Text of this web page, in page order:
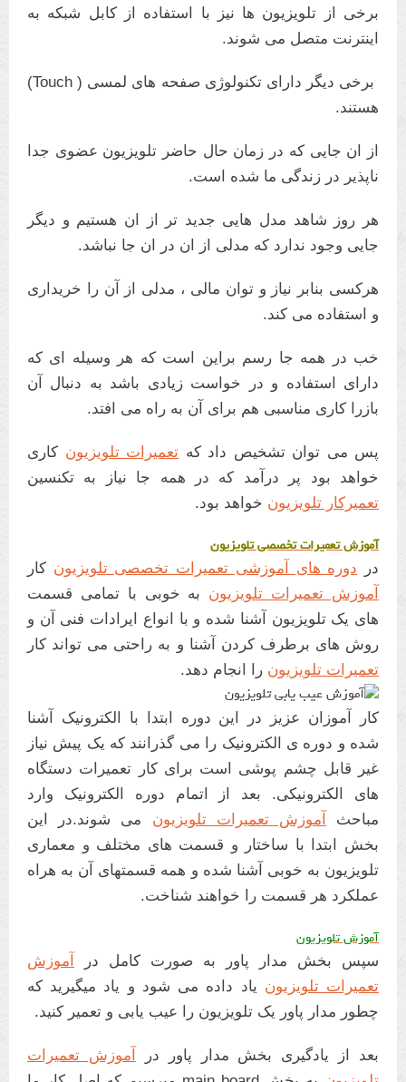
برخی از تلویزیون ها نیز با استفاده از کابل شبکه به
اینترنت متصل می شوند.
برخی دیگر دارای تکنولوژی صفحه های لمسی ( Touch)
هستند.
از ان جایی که در زمان حال حاضر تلویزیون عضوی جدا
ناپذیر در زندگی ما شده است.
هر روز شاهد مدل هایی جدید تر از ان هستیم و دیگر
جایی وجود ندارد که مدلی از ان در ان جا نباشد.
هرکسی بنابر نیاز و توان مالی ، مدلی از آن را خریداری
و استفاده می کند.
خب در همه جا رسم براین است که هر وسیله ای که
دارای استفاده و در خواست زیادی باشد به دنبال آن
بازرا کاری مناسبی هم برای آن به راه می افتد.
پس می توان تشخیص داد که تعمیرات تلویزیون کاری
خواهد بود پر درآمد که در همه جا نیاز به تکنسین
تعمیرکار تلویزیون خواهد بود.
آموزش تعمیرات تخصصی تلویزیون
در دوره های آموزشی تعمیرات تخصصی تلویزیون کار
آموزش تعمیرات تلویزیون به خوبی با تمامی قسمت
های یک تلویزیون آشنا شده و با انواع ایرادات فنی آن و
روش های برطرف کردن آشنا و به راحتی می تواند کار
تعمیرات تلویزیون را انجام دهد.
کار آموزان عزیز در این دوره ابتدا با الکترونیک آشنا
شده و دوره ی الکترونیک را می گذرانند که یک پیش نیاز
غیر قابل چشم پوشی است برای کار تعمیرات دستگاه
های الکترونیکی. بعد از اتمام دوره الکترونیک وارد
مباحث
آموزش تعمیرات تلویزیون می شوند.در این
بخش ابتدا با ساختار و قسمت های مختلف و معماری
تلویزیون به خوبی آشنا شده و همه قسمتهای آن به هراه
عملکرد هر قسمت را خواهند شناخت.
آموزش تلویزیون
سپس بخش مدار پاور به صورت کامل در
آموزش
تعمیرات تلویزیون یاد داده می شود و یاد میگیرید که
چطور مدار پاور یک تلویزیون را عیب یابی و تعمیر کنید.
بعد از یادگیری بخش مدار پاور در
آموزش تعمیرات